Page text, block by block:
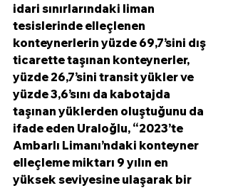
idari sınırlarındaki liman
tesislerinde elleçlenen
konteynerlerin yüzde 69,7’sini dış
ticarette taşınan konteynerler,
yüzde 26,7’sini transit yükler ve
yüzde 3,6’sını da kabotajda
taşınan yüklerden oluştuğunu da
ifade eden Uraloğlu, “2023’te
Ambarlı Limanı’ndaki konteyner
elleçleme miktarı 9 yılın en
yüksek seviyesine ulaşarak bir